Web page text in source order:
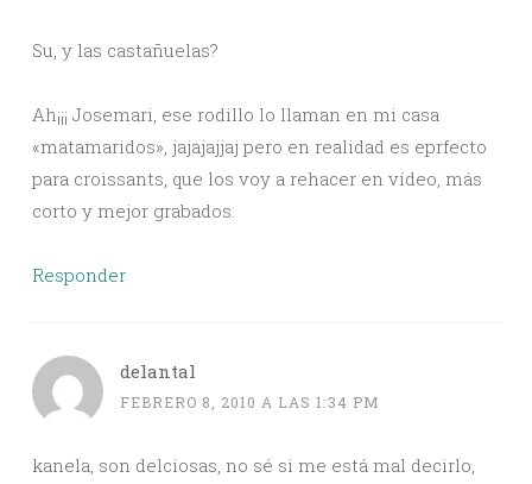
Su, y las castañuelas?
Ah¡¡¡ Josemari, ese rodillo lo llaman en mi casa
«matamaridos», jajajajjaj pero en realidad es eprfecto
para croissants, que los voy a rehacer en vídeo, más
corto y mejor grabados.
Responder
delantal
FEBRERO 8, 2010 A LAS 1:34 PM
kanela, son delciosas, no sé si me está mal decirlo,